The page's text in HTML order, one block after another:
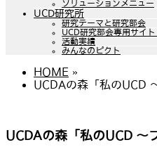
ソリューションメニュー
UCD研究所
研究テーマと研究部会
UCD研究部会専用サイ
活動実績
みんなのピクト
HOME »
UCDAの森「私のUCD
UCDAの森「私のUCD ～